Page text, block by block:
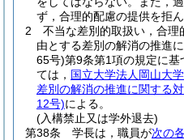
ず，合理的配慮の提供を拒ん
2
不当な差別的取扱い，合理
由とする差別の解消の推進
65号)第9条第1項の規定に
ては， 国立大学法人岡山大
差別の解消の推進に関する
12号)による。
(入構禁止又は学外退去)
第38条
学長は，職員が次の